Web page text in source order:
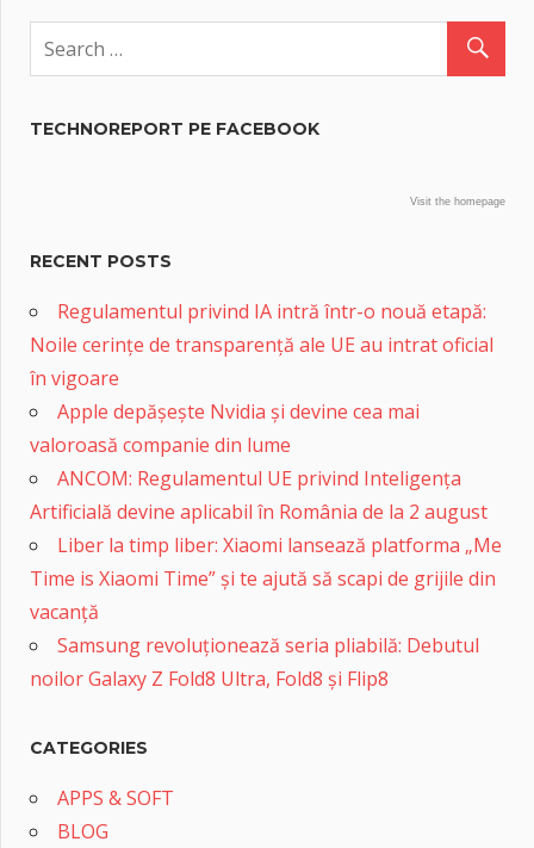
TECHNOREPORT PE FACEBOOK
Visit the homepage
RECENT POSTS
Regulamentul privind IA intră într-o nouă etapă:
Noile cerințe de transparență ale UE au intrat oficial
în vigoare
Apple depășește Nvidia și devine cea mai
valoroasă companie din lume
ANCOM: Regulamentul UE privind Inteligența
Artificială devine aplicabil în România de la 2 august
Liber la timp liber: Xiaomi lansează platforma „Me
Time is Xiaomi Time” și te ajută să scapi de grijile din
vacanță
Samsung revoluționează seria pliabilă: Debutul
noilor Galaxy Z Fold8 Ultra, Fold8 și Flip8
CATEGORIES
APPS & SOFT
BLOG